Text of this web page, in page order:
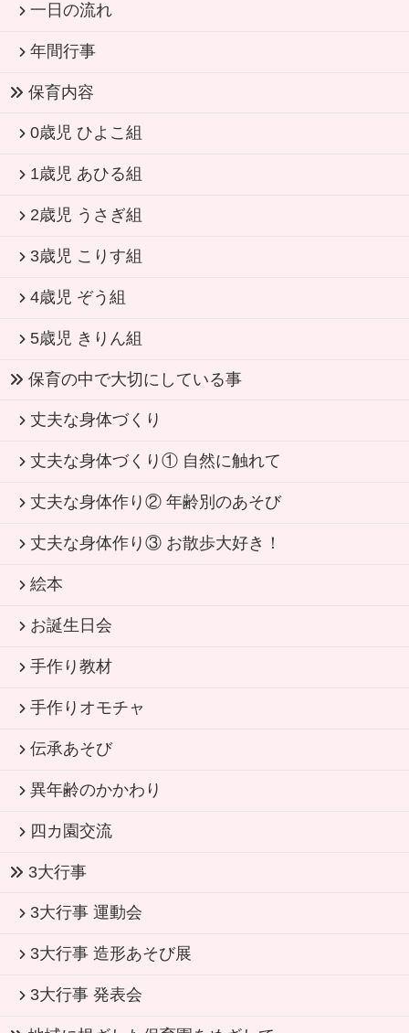
一日の流れ
年間行事
保育内容
0歳児 ひよこ組
1歳児 あひる組
2歳児 うさぎ組
3歳児 こりす組
4歳児 ぞう組
5歳児 きりん組
保育の中で大切にしている事
丈夫な身体づくり
丈夫な身体づくり① 自然に触れて
丈夫な身体作り② 年齢別のあそび
丈夫な身体作り③ お散歩大好き！
絵本
お誕生日会
手作り教材
手作りオモチャ
伝承あそび
異年齢のかかわり
四カ園交流
3大行事
3大行事 運動会
3大行事 造形あそび展
3大行事 発表会